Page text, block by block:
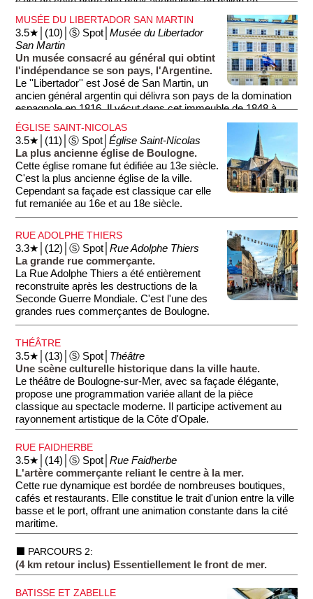
lancèrent pour leur traversée de la Manche.
Malheureusement, ils s'écrasèrent à 6 km de là, et ne
rejoignirent jamais l'Angleterre.
MUSÉE DU LIBERTADOR SAN MARTIN
3.5★│(10)│Ⓢ Spot│Musée du Libertador
San Martin
Un musée consacré au général qui obtint
l'indépendance se son pays, l'Argentine.
Le ''Libertador'' est José de San Martin, un
ancien général argentin qui délivra son pays de la domination
espagnole en 1816. Il vécut dans cet immeuble de 1848 à
1850. Aujourd'hui, l'immeuble accueille un musée qui raconte
l'histoire du général.
ÉGLISE SAINT-NICOLAS
3.5★│(11)│Ⓢ Spot│Église Saint-Nicolas
La plus ancienne église de Boulogne.
Cette église romane fut édifiée au 13e siècle.
C'est la plus ancienne église de la ville.
Cependant sa façade est classique car elle
fut remaniée au 16e et au 18e siècle.
RUE ADOLPHE THIERS
3.3★│(12)│Ⓢ Spot│Rue Adolphe Thiers
La grande rue commerçante.
La Rue Adolphe Thiers a été entièrement
reconstruite après les destructions de la
Seconde Guerre Mondiale. C'est l'une des
grandes rues commerçantes de Boulogne.
THÉÂTRE
3.5★│(13)│Ⓢ Spot│ Théâtre
Une scène culturelle historique dans la ville haute.
Le théâtre de Boulogne-sur-Mer, avec sa façade élégante,
propose une programmation variée allant de la pièce
classique au spectacle moderne. Il participe activement au
rayonnement artistique de la Côte d'Opale.
RUE FAIDHERBE
3.5★│(14)│Ⓢ Spot│Rue Faidherbe
L'artère commerçante reliant le centre à la mer.
Cette rue dynamique est bordée de nombreuses boutiques,
cafés et restaurants. Elle constitue le trait d'union entre la ville
basse et le port, offrant une animation constante dans la cité
maritime.
⬛ PARCOURS 2:
(4 km retour inclus) Essentiellement le front de mer.
BATISSE ET ZABELLE